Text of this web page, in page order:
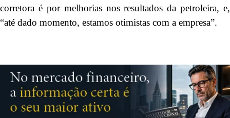
corretora é por melhorias nos resultados da petroleira, e,
“até dado momento, estamos otimistas com a empresa”.